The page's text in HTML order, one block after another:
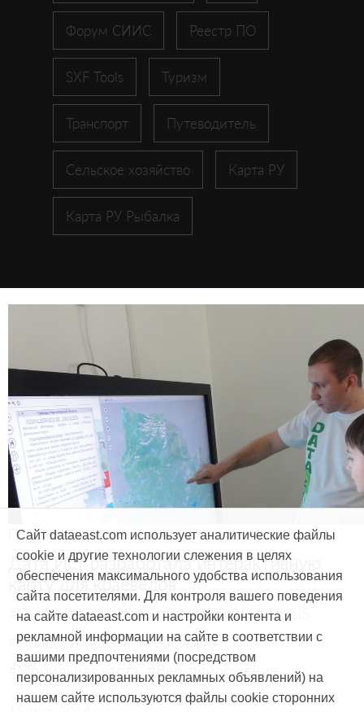
Форум СИИС Реестр ПО
SXF Tools Туризм
Транспорт Путеводитель
Сельское хозяйство Карта РУ
Карта РУ Рыбалка
Продукты и услуги
Дата Ист разработала интерактивную
карту для краеведов
#CarryMap #Интерактивная карта #ArcGIS
#Природа #Дети #География
#Мобильная карта #Веб-приложение
Сайт dataeast.com использует аналитические файлы
cookie и другие технологии слежения в целях
обеспечения максимального удобства использования
сайта посетителями. Для контроля вашего поведения
на сайте dataeast.com и настройки контента и
рекламной информации на сайте в соответствии с
вашими предпочтениями (посредством
персонализированных рекламных объявлений) на
нашем сайте используются файлы cookie сторонних